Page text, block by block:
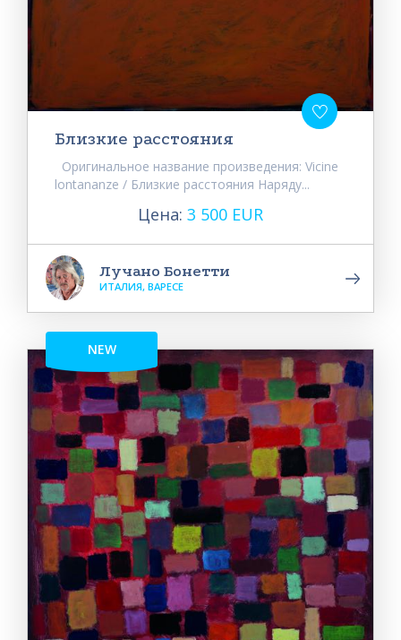
Близкие расстояния
Оригинальное название произведения: Vicine
lontananze / Близкие расстояния Наряду...
Цена: 3 500 EUR
Лучано Бонетти
ИТАЛИЯ, ВАРЕСЕ
NEW